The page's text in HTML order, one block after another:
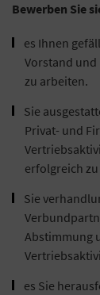
Bewerben Sie
es Ihnen
Vorstand
zu arbeiten.
Sie
Privat- und
erfolgreich
Sie
Abstimmung
es Sie